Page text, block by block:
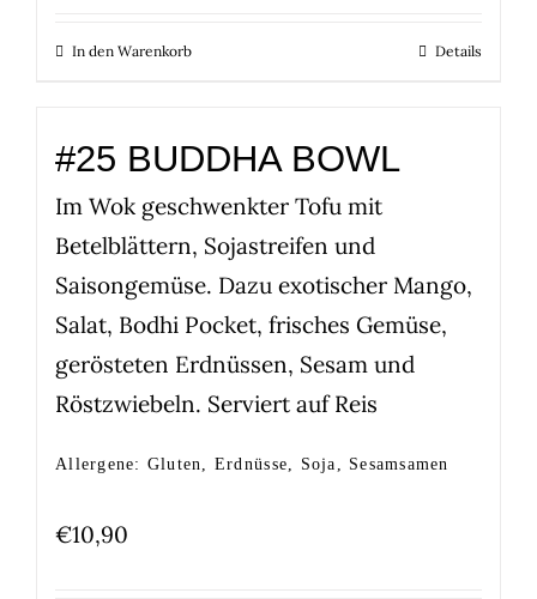
In den Warenkorb Details
#25 BUDDHA BOWL
Im Wok geschwenkter Tofu mit
Betelblättern, Sojastreifen und
Saisongemüse. Dazu exotischer Mango,
Salat, Bodhi Pocket, frisches Gemüse,
gerösteten Erdnüssen, Sesam und
Röstzwiebeln. Serviert auf Reis
Allergene: Gluten, Erdnüsse, Soja, Sesamsamen
€10,90